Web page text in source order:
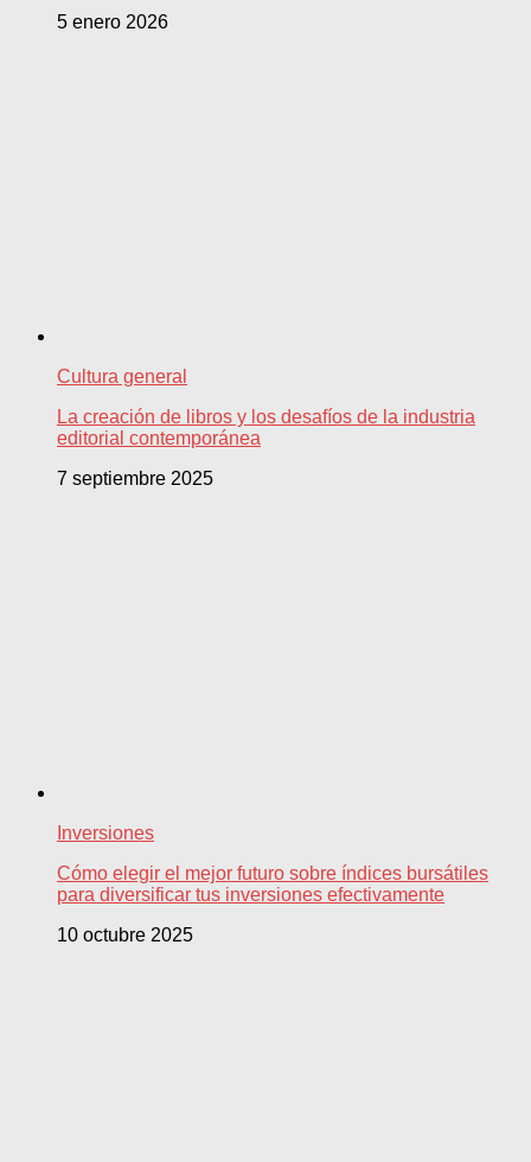
5 enero 2026
Cultura general
La creación de libros y los desafíos de la industria
editorial contemporánea
7 septiembre 2025
Inversiones
Cómo elegir el mejor futuro sobre índices bursátiles
para diversificar tus inversiones efectivamente
10 octubre 2025